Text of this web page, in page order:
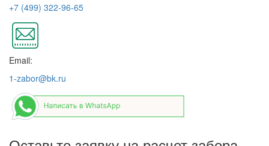
+7 (499) 322-96-65
Email:
1-zabor@bk.ru